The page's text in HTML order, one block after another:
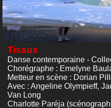
Tissus
Danse contemporaine -
Chorégraphe : Emelyne
Metteur en scène : Dorian
Avec : Angeline Olympieff,
Van Long
Charlotte Paréja